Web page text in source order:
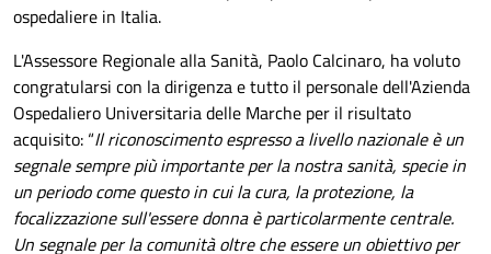
ospedaliere in Italia.
L'Assessore Regionale alla Sanità, Paolo Calcinaro, ha voluto
congratularsi con la dirigenza e tutto il personale dell'Azienda
Ospedaliero Universitaria delle Marche per il risultato
acquisito: “Il riconoscimento espresso a livello nazionale è un
segnale sempre più importante per la nostra sanità, specie in
un periodo come questo in cui la cura, la protezione, la
focalizzazione sull'essere donna è particolarmente centrale.
Un segnale per la comunità oltre che essere un obiettivo per